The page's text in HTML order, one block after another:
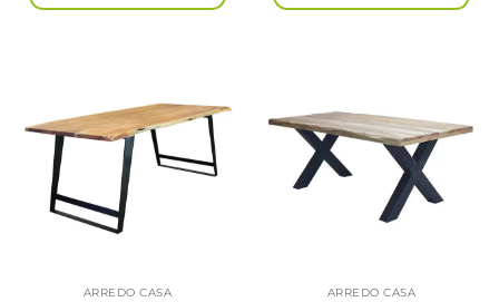
ARREDO CASA ARREDO CASA